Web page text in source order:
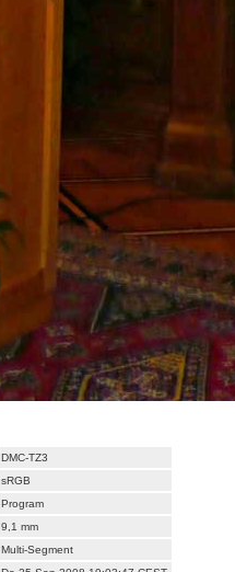
DMC-TZ3
sRGB
Program
9,1 mm
Multi-Segment